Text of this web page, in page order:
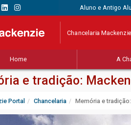
Aluno e Antigo
Chancelaria Mackenzie
Home A
e tradição:
Portal Chancelaria Memória e